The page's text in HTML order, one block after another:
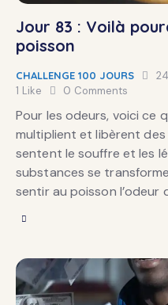
Jour 83 : Voilà
poisson
CHALLENGE 100 JOURS
1 Like 0 Comments
Pour les odeurs, voici ce
multiplient et libèrent
sentent le souffre et les
substances se
sentir au poisson l’odeur